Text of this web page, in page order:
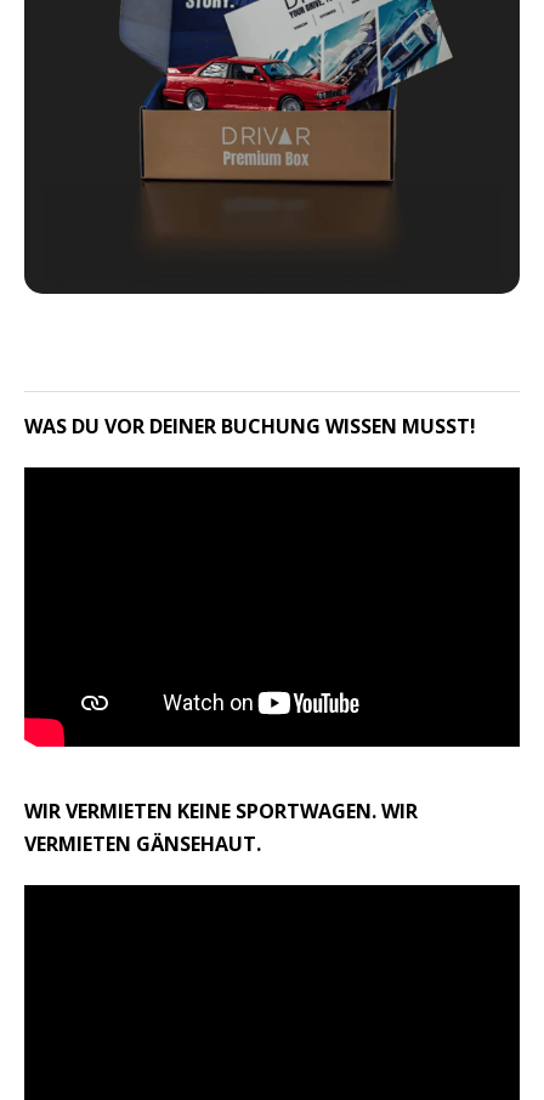
WAS DU VOR DEINER BUCHUNG WISSEN MUSST!
WIR VERMIETEN KEINE SPORTWAGEN. WIR
VERMIETEN GÄNSEHAUT.